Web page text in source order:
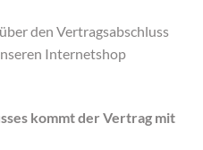
den Vertragsabschluss
Internetshop
kommt der Vertrag mit